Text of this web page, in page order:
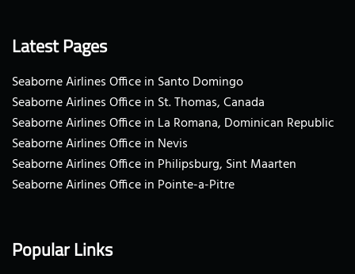
Latest Pages
Seaborne Airlines Office in Santo Domingo
Seaborne Airlines Office in St. Thomas, Canada
Seaborne Airlines Office in La Romana, Dominican Republic
Seaborne Airlines Office in Nevis
Seaborne Airlines Office in Philipsburg, Sint Maarten
Seaborne Airlines Office in Pointe-a-Pitre
Popular Links